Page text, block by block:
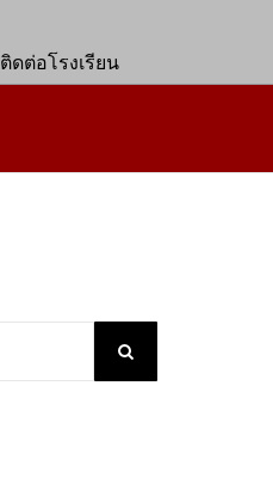
ติดต่อโรงเรียน